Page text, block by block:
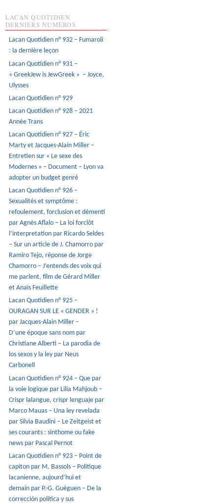
LACAN QUOTIDIEN
DERNIERS NUMÉROS
Lacan Quotidien n° 932 – Fumaroli
: la dernière leçon
Lacan Quotidien n° 931 –
« GreekJew is JewGreek » – Joyce,
Ulysses
Lacan Quotidien n° 929
Lacan Quotidien n° 928 – 2021
Année Trans
Lacan Quotidien n° 927 – Éric
Marty et Jacques-Alain Miller –
Entretien sur « Le sexe des
Modernes » – Document – Lyon va
adopter un budget genré
Lacan Quotidien n° 926 –
Sexualités et symptôme :
refoulement, forclusion et démenti
par Agnès Aflalo – La loi forclôt
l’interpretation par Ricardo Seldes
– Sur un article de J. Chamorro par
Ramiro Tejo, réponse de Jorge
Chamorro – J’entends des voix qui
me parlent, film de Gérard Miller
et Anaïs Feuillette
Lacan Quotidien n° 925 –
OURAGAN SUR LE « GENDER » !
par Jacques-Alain Miller –
D’une époque sans nom par
Christiane Alberti – La parodia de
los sexos y la ley par Neus
Carbonell
Lacan Quotidien n° 924 – Que par
la voie logique par Lilia Mahjoub –
Crispr lalangue, crispr lenguaje par
Marco Mauas – Una ley revelada
par Silvia Baudini – Le Zeitgeist et
ses courants : sinthome ou fake
news par Pascal Pernot
Lacan Quotidien n° 923 – Point de
capiton par M. Bassols – Politique
lacanienne, aujourd’hui et
demain par P.-G. Guéguen – De la
corrección política y sus